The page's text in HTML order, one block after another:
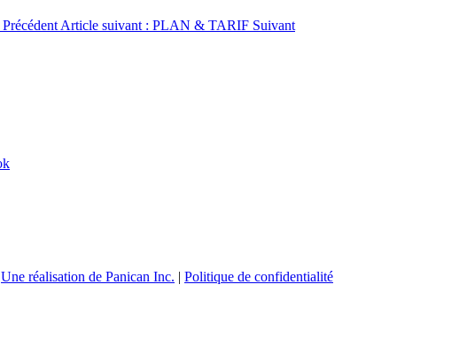
Précédent Article suivant : PLAN & TARIF Suivant
Une réalisation de Panican Inc. | Politique de confidentialité